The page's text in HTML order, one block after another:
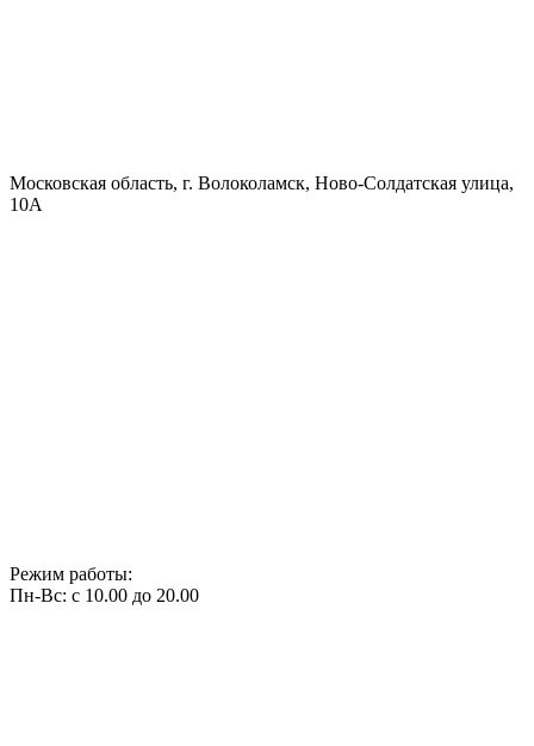
Московская область, г. Волоколамск, Ново-Солдатская улица,
10А
Режим работы:
Пн-Вс: с 10.00 до 20.00